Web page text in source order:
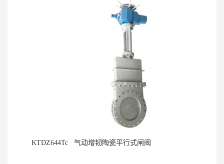
KTDZ644Tc 气动增韧陶瓷平行式闸阀